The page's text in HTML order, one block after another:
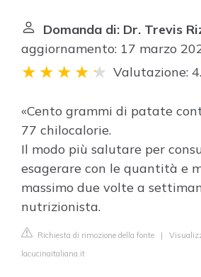
Domanda di: Dr. Trevis
aggiornamento: 17 marzo
Valutazione:
«Cento grammi di patate
77 chilocalorie.
Il modo più salutare per
esagerare con le quantità e
massimo due volte a
nutrizionista.
Richiesta di rimozione della fonte |
lacucinaitaliana.it